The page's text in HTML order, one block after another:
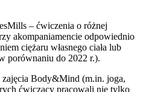
– ćwiczenia o różnej
akompaniamencie odpowiednio
ciężaru własnego ciała lub
porównaniu do 2022 r.).
zajęcia Body&Mind (m.in. joga,
ćwiczący pracowali nie tylko